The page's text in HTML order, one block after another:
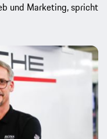
und Marketing, spricht